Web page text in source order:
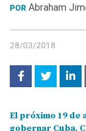
POR Abraham
28/03/2018
El próximo 19 de
gobernar Cuba.